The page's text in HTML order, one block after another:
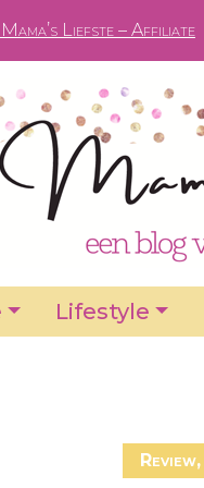
Liefste – Affiliate
Lifestyle
Review,